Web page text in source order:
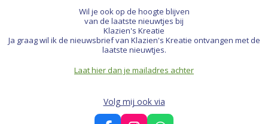
Wil je ook op de hoogte blijven
van de laatste nieuwtjes bij
Klazien's Kreatie
Ja graag wil ik de nieuwsbrief van Klazien's Kreatie ontvangen met de
laatste nieuwtjes.
Laat hier dan je mailadres achter
Volg mij ook via